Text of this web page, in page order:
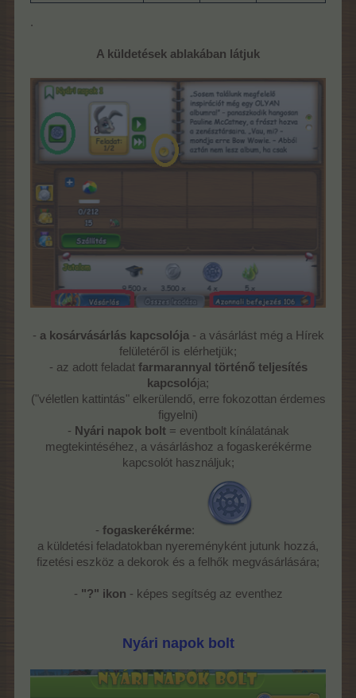
.
A küldetések ablakában látjuk
- a kosárvásárlás kapcsolója- a vásárlást még a Hírek
felületéről is elérhetjük;
- az adott feladat farmarannyal történő teljesítés
kapcsolója;
("véletlen kattintás" elkerülendő, erre fokozottan érdemes
figyelni)
- Nyári napok bolt= eventbolt kínálatának
megtekintéséhez, a vásárláshoz a fogaskerékérme
kapcsolót használjuk;
- fogaskerékérme:
a küldetési feladatokban nyereményként jutunk hozzá,
fizetési eszköz a dekorok és a felhők megvásárlására;
- "?" ikon - képes segítség az eventhez
Nyári napok bolt